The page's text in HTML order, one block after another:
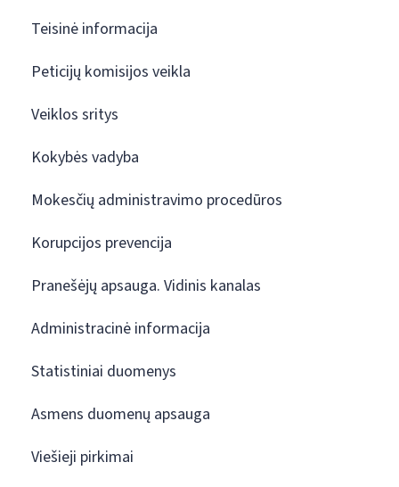
Teisinė informacija
Peticijų komisijos veikla
Veiklos sritys
Kokybės vadyba
Mokesčių administravimo procedūros
Korupcijos prevencija
Pranešėjų apsauga. Vidinis kanalas
Administracinė informacija
Statistiniai duomenys
Asmens duomenų apsauga
Viešieji pirkimai